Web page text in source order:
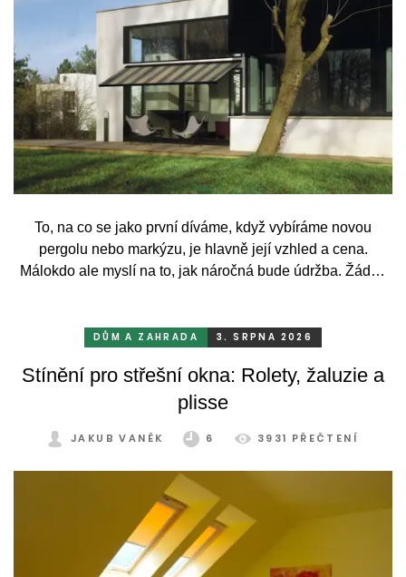
To, na co se jako první díváme, když vybíráme novou
pergolu nebo markýzu, je hlavně její vzhled a cena.
Málokdo ale myslí na to, jak náročná bude údržba. Žádný
mrazu, ale také prachu a pylu, což se na něm dříve či
DŮM A ZAHRADA 3. SRPNA 2026
Stínění pro střešní okna: Rolety, žaluzie a
plisse
JAKUB VANĚK 6 3931 PŘEČTENÍ